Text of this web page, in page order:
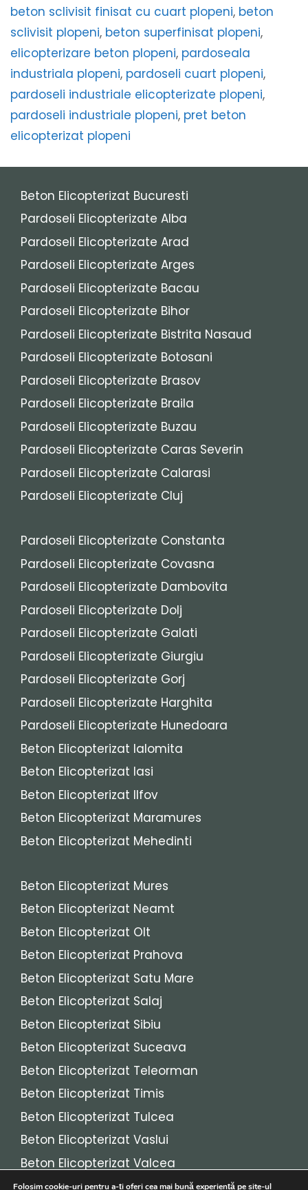
beton sclivisit finisat cu cuart plopeni, beton
sclivisit plopeni, beton superfinisat plopeni,
elicopterizare beton plopeni, pardoseala
industriala plopeni, pardoseli cuart plopeni,
pardoseli industriale elicopterizate plopeni,
pardoseli industriale plopeni, pret beton
elicopterizat plopeni
Beton Elicopterizat Bucuresti
Pardoseli Elicopterizate Alba
Pardoseli Elicopterizate Arad
Pardoseli Elicopterizate Arges
Pardoseli Elicopterizate Bacau
Pardoseli Elicopterizate Bihor
Pardoseli Elicopterizate Bistrita Nasaud
Pardoseli Elicopterizate Botosani
Pardoseli Elicopterizate Brasov
Pardoseli Elicopterizate Braila
Pardoseli Elicopterizate Buzau
Pardoseli Elicopterizate Caras Severin
Pardoseli Elicopterizate Calarasi
Pardoseli Elicopterizate Cluj
Pardoseli Elicopterizate Constanta
Pardoseli Elicopterizate Covasna
Pardoseli Elicopterizate Dambovita
Pardoseli Elicopterizate Dolj
Pardoseli Elicopterizate Galati
Pardoseli Elicopterizate Giurgiu
Pardoseli Elicopterizate Gorj
Pardoseli Elicopterizate Harghita
Pardoseli Elicopterizate Hunedoara
Beton Elicopterizat Ialomita
Beton Elicopterizat Iasi
Beton Elicopterizat Ilfov
Beton Elicopterizat Maramures
Beton Elicopterizat Mehedinti
Beton Elicopterizat Mures
Beton Elicopterizat Neamt
Beton Elicopterizat Olt
Beton Elicopterizat Prahova
Beton Elicopterizat Satu Mare
Beton Elicopterizat Salaj
Beton Elicopterizat Sibiu
Beton Elicopterizat Suceava
Beton Elicopterizat Teleorman
Beton Elicopterizat Timis
Beton Elicopterizat Tulcea
Beton Elicopterizat Vaslui
Beton Elicopterizat Valcea
Beton Elicopterizat Vrancea
Folosim cookie-uri pentru a-ți oferi cea mai bună experiență pe site-ul